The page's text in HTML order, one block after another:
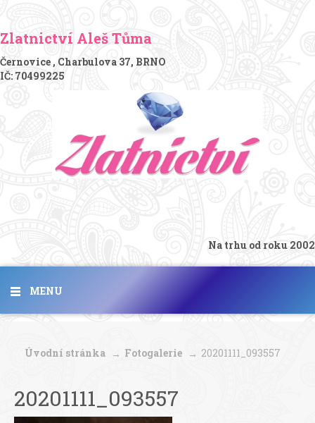
Zlatnictví Aleš Tůma
Černovice , Charbulova 37, BRNO
IČ: 70499225
Na trhu od roku 2002
MENU
Úvodní stránka Fotogalerie 20201111_093557
20201111_093557